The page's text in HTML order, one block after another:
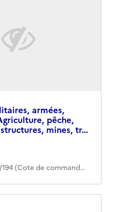
armées,
pêche,
mines, tr…
1460INVA/194 (Cote de commande)